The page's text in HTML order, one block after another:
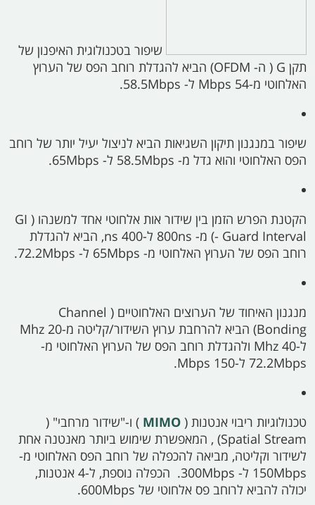
שיפור בטכנולוגית האיפנון של
תקן G ( ה- OFDM) הביא להגדלת רוחב הפס של הערוץ
האלחוטי מ-54
Mbps ל- 58.5Mbps.
שיפור במנגנון תיקון השגיאות הביא לניצול יעיל יותר של רוחב
הפס האלחוטי והוא גדל מ- 58.5Mbps ל- 65Mbps.
הקטנת הפרש הזמן בין שידור אות אלחוטי אחד למשנהו ( GI
- Guard Interval) מ- 800ns ל-400 ns, הביא להגדלת
רוחב הפס של הערוץ האלחוטי מ- 65Mbps ל- 72.2Mbps.
מנגנון האיחוד של הערוצים האלחוטיים ( Channel
Bonding) הביא להרחבת ערוץ השידור/קליטה מ-20
Mhz
ל-40
Mhz ולהגדלת רוחב הפס של הערוץ האלחוטי מ-
72.2Mbps ל-150 Mbps.
טכנולוגיות ריבוי אנטנות ( MIMO ) ו-"שידור מרחבי" (
Spatial Stream) , המאפשרת שימוש ביותר מאנטנה אחת
לשידור וקליטה, מביאה להכפלה של רוחב הפס האלחוטי מ-
150Mbps ל- 300Mbps.
הכפלה נוספת, ל-4 אנטנות,
יכולה להביא לרוחב פס אלחוטי של 600Mbps.